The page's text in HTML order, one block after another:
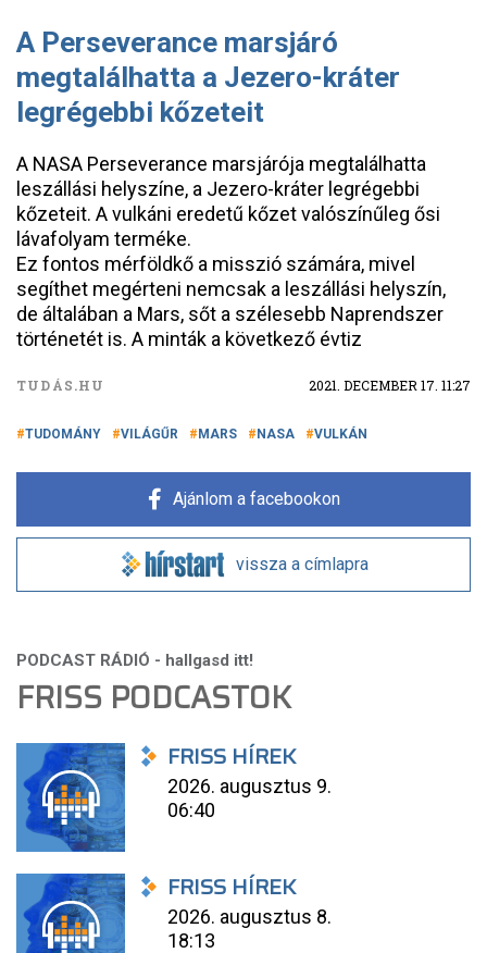
A Perseverance marsjáró
megtalálhatta a Jezero-kráter
legrégebbi kőzeteit
A NASA Perseverance marsjárója megtalálhatta
leszállási helyszíne, a Jezero-kráter legrégebbi
kőzeteit. A vulkáni eredetű kőzet valószínűleg ősi
lávafolyam terméke.
Ez fontos mérföldkő a misszió számára, mivel
segíthet megérteni nemcsak a leszállási helyszín,
de általában a Mars, sőt a szélesebb Naprendszer
történetét is. A minták a következő évtiz
TUDÁS.HU 2021. DECEMBER 17. 11:27
TUDOMÁNY VILÁGŰR MARS NASA VULKÁN
Ajánlom a facebookon
vissza a címlapra
FRISS PODCASTOK
FRISS HÍREK
2026. augusztus 9.
06:40
FRISS HÍREK
2026. augusztus 8.
18:13